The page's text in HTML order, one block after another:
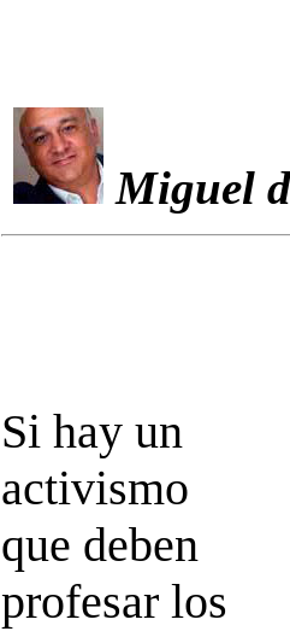
Miguel
Si hay un
activismo
que deben
profesar los